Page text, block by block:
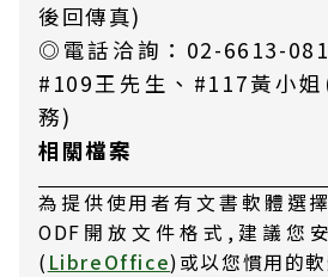
後回傳真)
◎電話洽詢：02-6613-
#109王先生、#117黃小
務)
相關檔案
為提供使用者有文書軟體選
ODF開放文件格式,建議您
( LibreOffice)或以您慣用的